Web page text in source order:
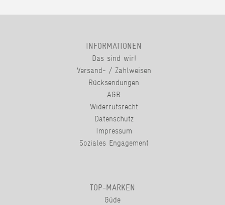
INFORMATIONEN
Das sind wir!
Versand- / Zahlweisen
Rücksendungen
AGB
Widerrufsrecht
Datenschutz
Impressum
Soziales Engagement
TOP-MARKEN
Güde